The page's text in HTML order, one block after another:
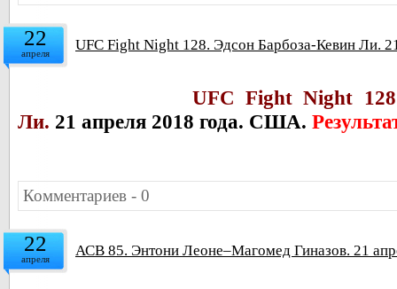
22
апреля UFC Fight Night 128. Эдсон Барбоза-Кевин Ли.
UFC Fight Night
Ли. 21 апреля 2018 года. США.
Комментариев - 0
22
апреля АСВ 85. Энтони Леоне–Магомед Гиназов. 21